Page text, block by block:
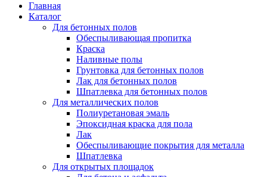
Главная
Каталог
Для бетонных полов
Обеспыливающая пропитка
Краска
Наливные полы
Грунтовка для бетонных полов
Лак для бетонных полов
Шпатлевка для бетонных полов
Для металлических полов
Полиуретановая эмаль
Эпоксидная краска для пола
Лак
Обеспыливающие покрытия для металла
Шпатлевка
Для открытых площадок